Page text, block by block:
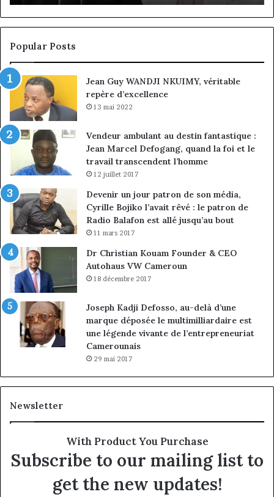
conseil,
Jean-
Emmanuel
Pondi
vice-
président
de
la
Popular Posts
Jean Guy WANDJI NKUIMY, véritable
repère d’excellence
13 mai 2022
Vendeur ambulant au destin fantastique :
Jean Marcel Defogang, quand la foi et le
travail transcendent l’homme
12 juillet 2017
Devenir un jour patron de son média,
Cyrille Bojiko l’avait rêvé : le patron de
Radio Balafon est allé jusqu’au bout
11 mars 2017
Dr Christian Kouam Founder & CEO
Autohaus VW Cameroun
18 décembre 2017
Joseph Kadji Defosso, au-delà d’une
marque déposée le multimilliardaire est
une légende vivante de l’entrepreneuriat
Camerounais
29 mai 2017
Newsletter
With Product You Purchase
Subscribe to our mailing list to
get the new updates!